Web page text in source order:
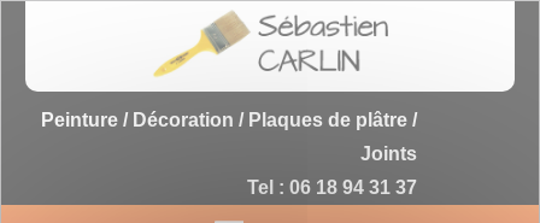
Peinture / Décoration / Plaques de plâtre /
Joints
Tel : 06 18 94 31 37